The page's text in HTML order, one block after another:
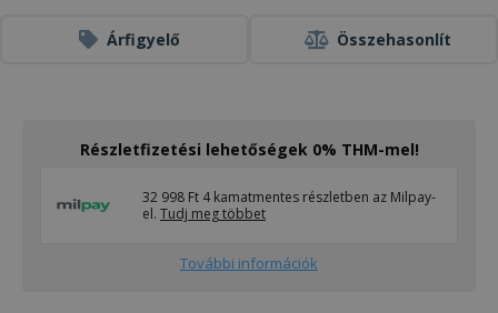
Árfigyelő Összehasonlít
Részletfizetési lehetőségek 0% THM-mel!
32 998 Ft 4 kamatmentes részletben az Milpay-
el. Tudj meg többet
További információk